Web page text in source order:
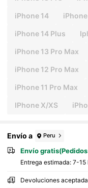
iPhone 14
iPhone 14 Plus
iPhone 13 Pro Max
iPhone 12 Pro Max
iPhone 11 Pro Max
IPhone X/XS
Envío a Peru
Envío
Entrega estimada: 7-15
Devoluciones